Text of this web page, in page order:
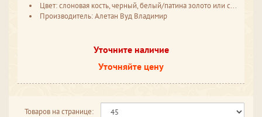
Цвет: слоновая кость, черный, белый/патина золото или серебро
Производитель: Алетан Вуд Владимир
Уточните наличие
Уточняйте цену
Товаров на странице: